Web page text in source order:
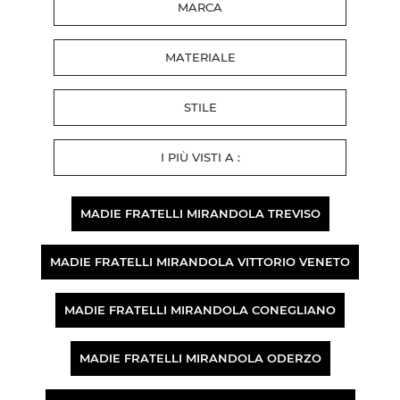
MARCA
MATERIALE
STILE
I PIÙ VISTI A :
MADIE FRATELLI MIRANDOLA TREVISO
MADIE FRATELLI MIRANDOLA VITTORIO VENETO
MADIE FRATELLI MIRANDOLA CONEGLIANO
MADIE FRATELLI MIRANDOLA ODERZO